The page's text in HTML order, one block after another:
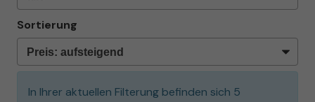
Sortierung
In Ihrer aktuellen Filterung befinden sich 5